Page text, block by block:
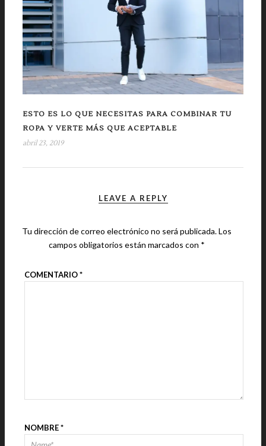
ESTO ES LO QUE NECESITAS PARA COMBINAR TU
ROPA Y VERTE MÁS QUE ACEPTABLE
abril 23, 2019
LEAVE A REPLY
Tu dirección de correo electrónico no será publicada.Los
campos obligatorios están marcados con *
COMENTARIO*
NOMBRE*